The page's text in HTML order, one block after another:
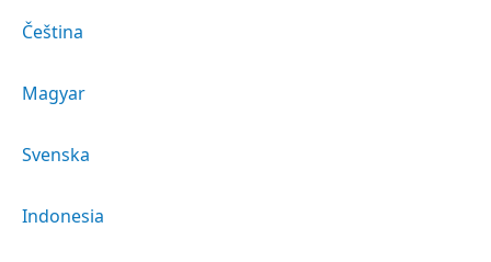
Čeština
Magyar
Svenska
Indonesia